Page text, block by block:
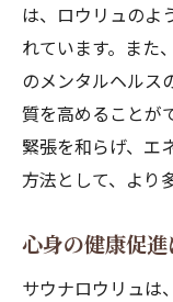
は、ロウリュのよ
れています。また
のメンタルヘルス
質を高めることが
緊張を和らげ、エ
方法として、より
心身の健康促
サウナロウリュは